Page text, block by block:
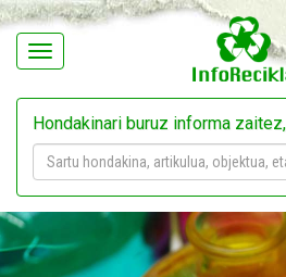
Navegación
Hondakinari buruz informa